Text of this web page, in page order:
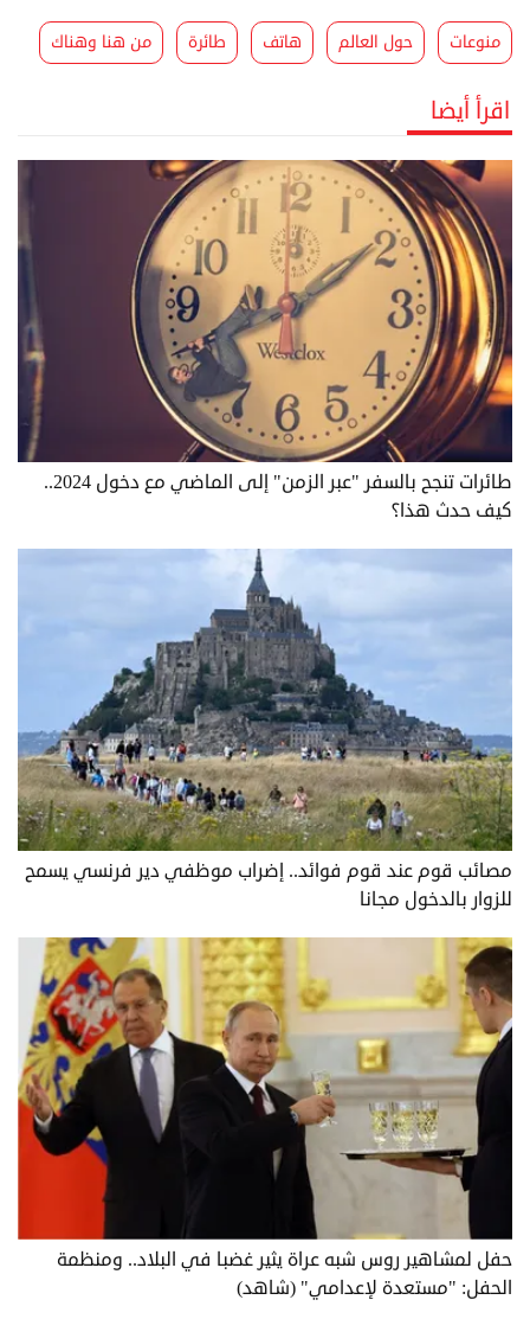
منوعات حول العالم هاتف طائرة من هنا وهناك
اقرأ أيضا
طائرات تنجح بالسفر "عبر الزمن" إلى الماضي مع دخول 2024..
كيف حدث هذا؟
مصائب قوم عند قوم فوائد.. إضراب موظفي دير فرنسي يسمح
للزوار بالدخول مجانا
حفل لمشاهير روس شبه عراة يثير غضبا في البلاد.. ومنظمة
الحفل: "مستعدة لإعدامي" (شاهد)